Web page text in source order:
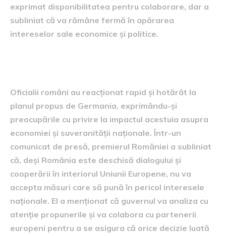
exprimat disponibilitatea pentru colaborare, dar a
subliniat că va rămâne fermă în apărarea
intereselor sale economice și politice.
Oficialii români au reacționat rapid și hotărât la
planul propus de Germania, exprimându-și
preocupările cu privire la impactul acestuia asupra
economiei și suveranității naționale. Într-un
comunicat de presă, premierul României a subliniat
că, deși România este deschisă dialogului și
cooperării în interiorul Uniunii Europene, nu va
accepta măsuri care să pună în pericol interesele
naționale. El a menționat că guvernul va analiza cu
atenție propunerile și va colabora cu partenerii
europeni pentru a se asigura că orice decizie luată